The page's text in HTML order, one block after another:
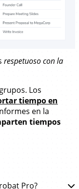
respetuoso con la
Los
tiempo en
en la
tiempos
Pro?